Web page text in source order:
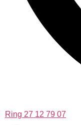
Ring 27 12 79 07